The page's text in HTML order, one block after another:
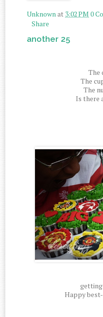
Unknownat 3:02 PM 0
Share
another 25
The
The
The
Is there
getting
Happy